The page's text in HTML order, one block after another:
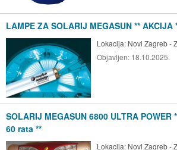
LAMPE ZA SOLARIJ MEGASUN ** AKCIJA
Lokacija: Novi Zagreb -
Objavljen: 18.10.2025.
SOLARIJ MEGASUN 6800 ULTRA POWER
60 rata **
Lokacija: Novi Zagreb -